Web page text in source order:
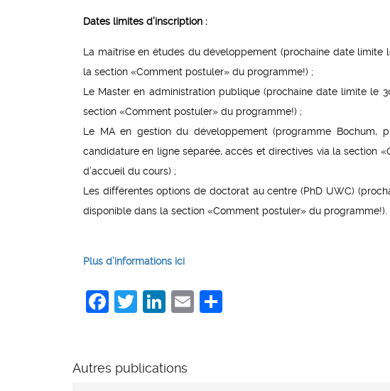
Dates limites d’inscription :
La maîtrise en études du développement (prochaine date
la section «Comment postuler» du programme!) ;
Le Master en administration publique (prochaine date limite le
section «Comment postuler» du programme!) ;
Le MA en gestion du développement (programme Bochum,
candidature en ligne séparée, accès et directives via la section
d’accueil du cours) ;
Les différentes options de doctorat au centre (PhD UWC)
disponible dans la section «Comment postuler» du programme!).
Plus d’informations ici
Facebook
Twitter
LinkedIn
Email
Autres publications